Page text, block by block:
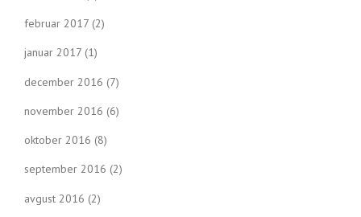
februar 2017 (2)
januar 2017 (1)
december 2016 (7)
november 2016 (6)
oktober 2016 (8)
september 2016 (2)
avgust 2016 (2)